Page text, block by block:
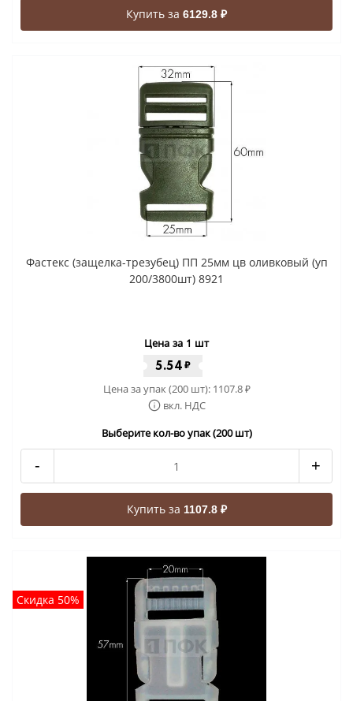
Купить за 6129.8 ₽
Фастекс (защелка-трезубец) ПП 25мм цв оливковый (уп
200/3800шт) 8921
Цена за 1 шт
5.54 ₽
Цена за упак (200 шт): 1107.8₽
вкл. НДС
Выберите кол-во упак (200 шт)
- +
Купить за 1107.8 ₽
Скидка 50%